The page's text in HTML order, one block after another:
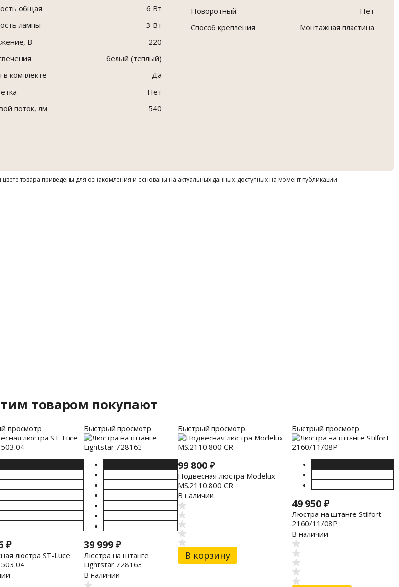
общая
6 Вт
лампы
3 Вт
В
220
белый (теплый)
комплекте
Да
Нет
поток, лм
540
Поворотный
Нет
Способ крепления
Монтажная пластина
товара приведены для ознакомления и основаны на актуальных данных, доступных на момент публикации
товаром покупают
просмотр
₽
люстра ST-Luce
Быстрый просмотр
39 999₽
Люстра на штанге
Lightstar 728163
В наличии
Быстрый просмотр
99 800₽
Подвесная люстра Modelux
MS.2110.800 CR
В наличии
В корзину
Быстрый просмотр
49 950₽
Люстра на штанге Stilfort
2160/11/08P
В наличии